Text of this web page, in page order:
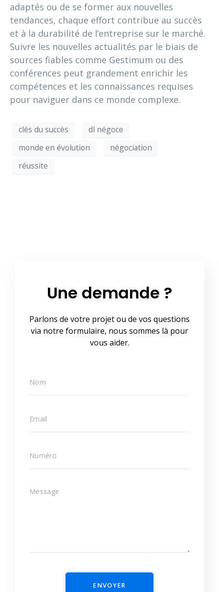
adaptés ou de se former aux nouvelles
tendances, chaque effort contribue au succès
et à la durabilité de l’entreprise sur le marché.
Suivre les nouvelles actualités par le biais de
sources fiables comme Gestimum ou des
conférences peut grandement enrichir les
compétences et les connaissances requises
pour naviguer dans ce monde complexe.
clés du succès
dl négoce
monde en évolution
négociation
réussite
Une demande ?
Parlons de votre projet ou de vos questions
via notre formulaire, nous sommes là pour
vous aider.
ENVOYER